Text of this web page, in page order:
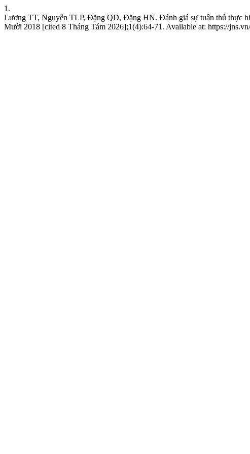
1.
Lương TT, Nguyễn TLP, Đặng QD, Đặng HN. Đánh giá sự tuân thủ thực
Mười 2018 [cited 8 Tháng Tám 2026];1(4):64-71. Available at: https://